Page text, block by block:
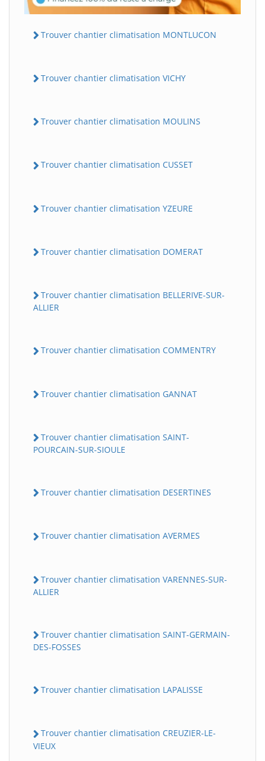
Trouver chantier climatisation MONTLUCON
Trouver chantier climatisation VICHY
Trouver chantier climatisation MOULINS
Trouver chantier climatisation CUSSET
Trouver chantier climatisation YZEURE
Trouver chantier climatisation DOMERAT
Trouver chantier climatisation BELLERIVE-SUR-
ALLIER
Trouver chantier climatisation COMMENTRY
Trouver chantier climatisation GANNAT
Trouver chantier climatisation SAINT-
POURCAIN-SUR-SIOULE
Trouver chantier climatisation DESERTINES
Trouver chantier climatisation AVERMES
Trouver chantier climatisation VARENNES-SUR-
ALLIER
Trouver chantier climatisation SAINT-GERMAIN-
DES-FOSSES
Trouver chantier climatisation LAPALISSE
Trouver chantier climatisation CREUZIER-LE-
VIEUX